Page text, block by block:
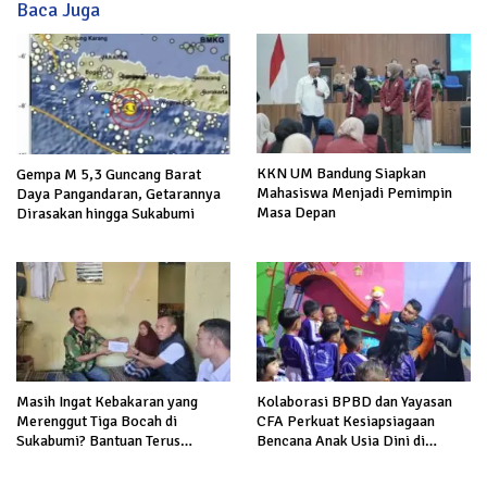
Baca Juga
Gempa M 5,3 Guncang Barat
Daya Pangandaran, Getarannya
Dirasakan hingga Sukabumi
KKN UM Bandung Siapkan
Mahasiswa Menjadi Pemimpin
Masa Depan
Masih Ingat Kebakaran yang
Merenggut Tiga Bocah di
Sukabumi? Bantuan Terus
Kolaborasi BPBD dan Yayasan
CFA Perkuat Kesiapsiagaan
Bencana Anak Usia Dini di